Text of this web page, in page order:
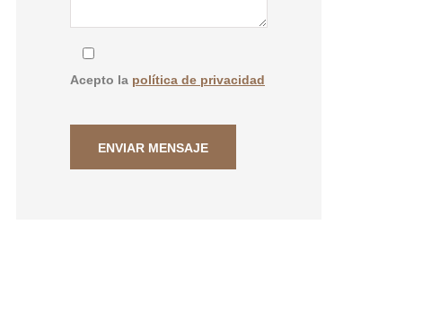
Acepto la política de privacidad